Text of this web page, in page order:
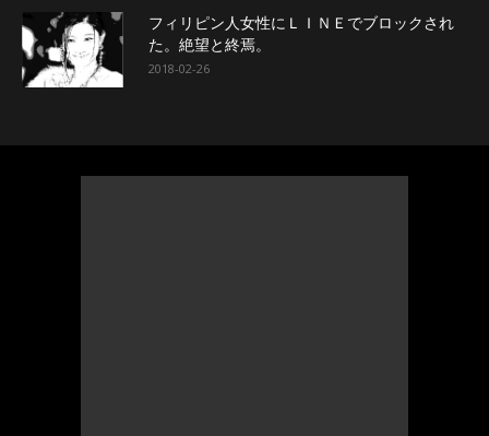
フィリピン人女性にＬＩＮＥでブロックされ
た。絶望と終焉。
2018-02-26